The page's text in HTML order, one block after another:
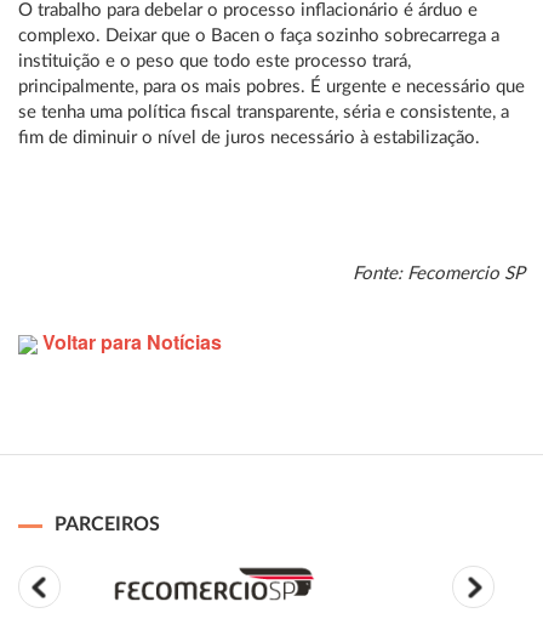
O trabalho para debelar o processo inflacionário é árduo e
complexo. Deixar que o Bacen o faça sozinho sobrecarrega a
instituição e o peso que todo este processo trará,
principalmente, para os mais pobres. É urgente e necessário que
se tenha uma política fiscal transparente, séria e consistente, a
fim de diminuir o nível de juros necessário à estabilização.
Fonte: Fecomercio SP
Voltar para Notícias
PARCEIROS